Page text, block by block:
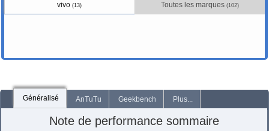
vivo(13) Toutes les marques (102)
Généralisé AnTuTu Geekbench Plus...
Note de performance sommaire